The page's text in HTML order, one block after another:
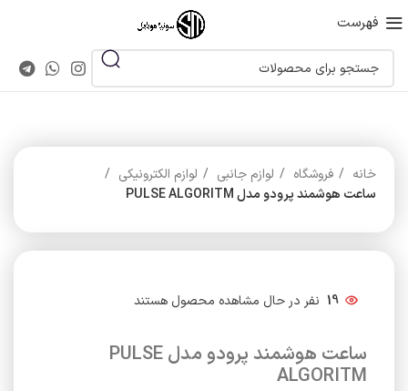
فهرست
خانه فروشگاه لوازم جانبی
لوازم الکترونیکی
ساعت هوشمند پرودو مدل PULSE ALGORITM
19 نفر در حال مشاهده محصول هستند
ساعت هوشمند پرودو مدل PULSE
ALGORITM